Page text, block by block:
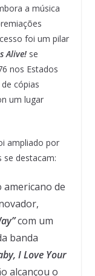
a música
foi um pilar
Alive!se
nos Estados
cópias
um lugar
ampliado por
se destacam:
de
com um
banda
I Love Your
alcançou o